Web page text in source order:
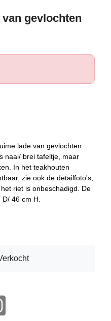
gevlochten
lade van gevlochten
naai/ brei tafeltje, maar
In het teakhouten
zie ook de detailfoto's,
riet is onbeschadigd. De
46 cm H.